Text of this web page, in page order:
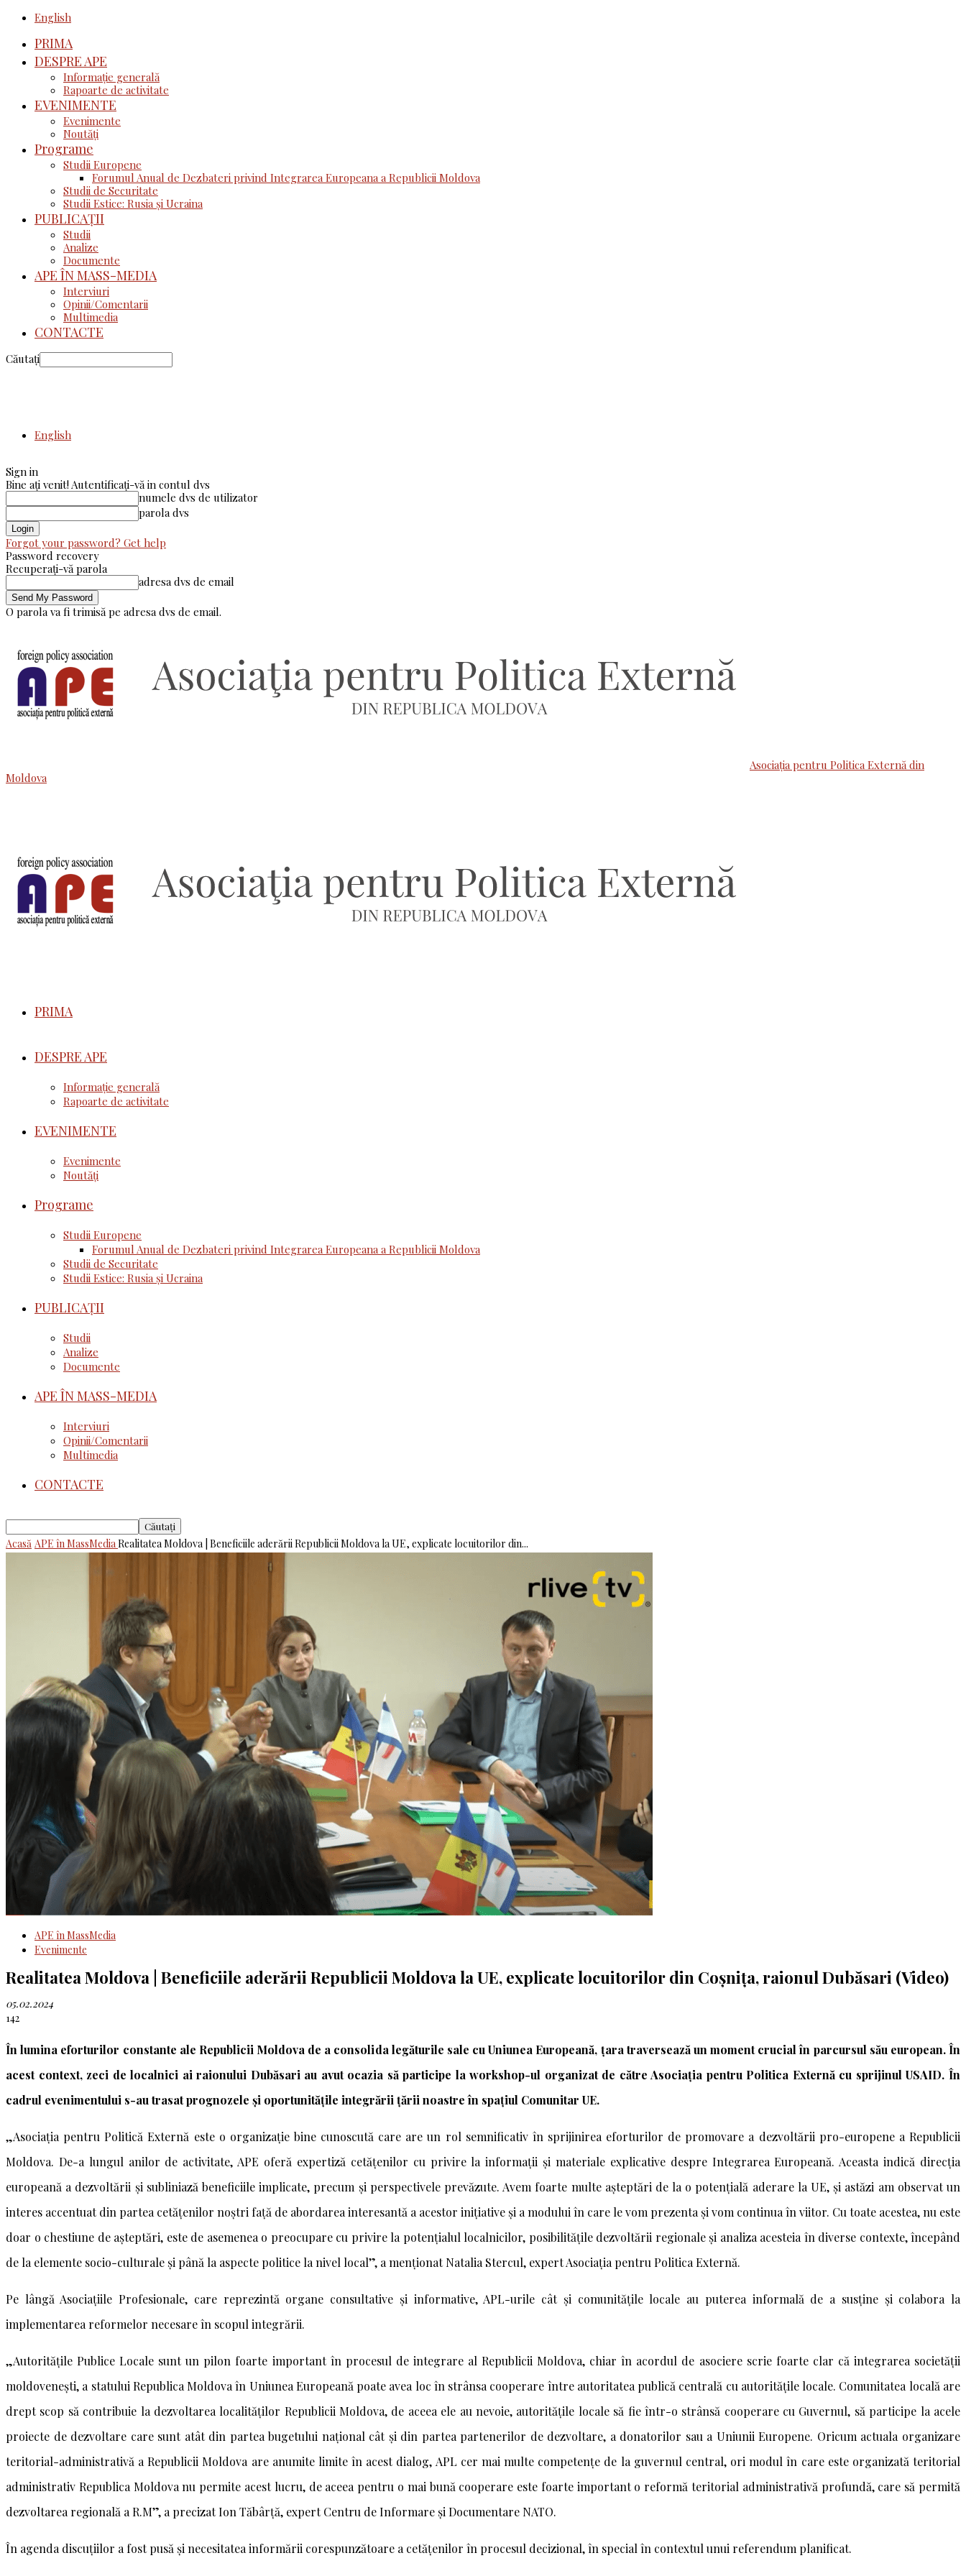
English
PRIMA
DESPRE APE
Informație generală
Rapoarte de activitate
EVENIMENTE
Evenimente
Noutăţi
Programe
Studii Europene
Forumul Anual de Dezbateri privind Integrarea Europeana a Republicii Moldova
Studii de Securitate
Studii Estice: Rusia și Ucraina
PUBLICAȚII
Studii
Analize
Documente
APE ÎN MASS-MEDIA
Interviuri
Opinii/Comentarii
Multimedia
CONTACTE
Căutați
English
Sign in
Bine ați venit! Autentificați-vă in contul dvs
numele dvs de utilizator
parola dvs
Forgot your password? Get help
Password recovery
Recuperați-vă parola
adresa dvs de email
O parola va fi trimisă pe adresa dvs de email.
Asociaţia pentru Politica Externă din
Moldova
PRIMA
DESPRE APE
Informație generală
Rapoarte de activitate
EVENIMENTE
Evenimente
Noutăţi
Programe
Studii Europene
Forumul Anual de Dezbateri privind Integrarea Europeana a Republicii Moldova
Studii de Securitate
Studii Estice: Rusia și Ucraina
PUBLICAȚII
Studii
Analize
Documente
APE ÎN MASS-MEDIA
Interviuri
Opinii/Comentarii
Multimedia
CONTACTE
Acasă APE în MassMediaRealitatea Moldova | Beneficiile aderării Republicii Moldova la UE, explicate locuitorilor din...
APE în MassMedia
Evenimente
Realitatea Moldova | Beneficiile aderării Republicii Moldova la UE, explicate locuitorilor din Coşniţa, raionul Dubăsari (Video)
05.02.2024
142
În lumina eforturilor constante ale Republicii Moldova de a consolida legăturile sale cu Uniunea Europeană, țara traversează un moment crucial în parcursul său european. În
acest context, zeci de localnici ai raionului Dubăsari au avut ocazia să participe la workshop-ul organizat de către Asociația pentru Politica Externă cu sprijinul USAID. În
cadrul evenimentului s-au trasat prognozele și oportunitățile integrării țării noastre în spațiul Comunitar UE.
„Asociația pentru Politică Externă este o organizație bine cunoscută care are un rol semnificativ în sprijinirea eforturilor de promovare a dezvoltării pro-europene a Republicii
Moldova. De-a lungul anilor de activitate, APE oferă expertiză cetățenilor cu privire la informații și materiale explicative despre Integrarea Europeană. Aceasta indică direcția
europeană a dezvoltării și subliniază beneficiile implicate, precum și perspectivele prevăzute. Avem foarte multe așteptări de la o potențială aderare la UE, și astăzi am observat un
interes accentuat din partea cetățenilor noștri față de abordarea interesantă a acestor inițiative și a modului în care le vom prezenta și vom continua în viitor. Cu toate acestea, nu este
doar o chestiune de așteptări, este de asemenea o preocupare cu privire la potențialul localnicilor, posibilitățile dezvoltării regionale și analiza acesteia în diverse contexte, începând
de la elemente socio-culturale și până la aspecte politice la nivel local”, a menționat Natalia Stercul, expert Asociația pentru Politica Externă.
Pe lângă Asociațiile Profesionale, care reprezintă organe consultative și informative, APL-urile cât și comunitățile locale au puterea informală de a susține și colabora la
implementarea reformelor necesare în scopul integrării.
„Autoritățile Publice Locale sunt un pilon foarte important în procesul de integrare al Republicii Moldova, chiar în acordul de asociere scrie foarte clar că integrarea societății
moldovenești, a statului Republica Moldova în Uniunea Europeană poate avea loc în strânsa cooperare între autoritatea publică centrală cu autoritățile locale. Comunitatea locală are
drept scop să contribuie la dezvoltarea localităților Republicii Moldova, de aceea ele au nevoie, autoritățile locale să fie într-o strânsă cooperare cu Guvernul, să participe la acele
proiecte de dezvoltare care sunt atât din partea bugetului național cât și din partea partenerilor de dezvoltare, a donatorilor sau a Uniunii Europene. Oricum actuala organizare
teritorial-administrativă a Republicii Moldova are anumite limite în acest dialog, APL cer mai multe competențe de la guvernul central, ori modul în care este organizată teritorial
administrativ Republica Moldova nu permite acest lucru, de aceea pentru o mai bună cooperare este foarte important o reformă teritorial administrativă profundă, care să permită
dezvoltarea regională a R.M”, a precizat Ion Tăbârță, expert Centru de Informare și Documentare NATO.
În agenda discuțiilor a fost pusă și necesitatea informării corespunzătoare a cetățenilor în procesul decizional, în special în contextul unui referendum planificat.